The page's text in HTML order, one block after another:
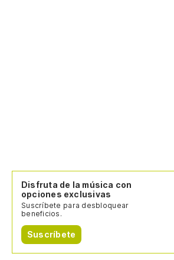
Disfruta de la música con
opciones exclusivas
Suscríbete para desbloquear
beneficios.
Suscríbete